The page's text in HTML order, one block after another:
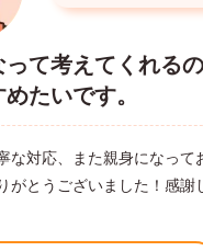
って考えてくれる
たいです。
な対応、また親身になって
がとうございました！感謝